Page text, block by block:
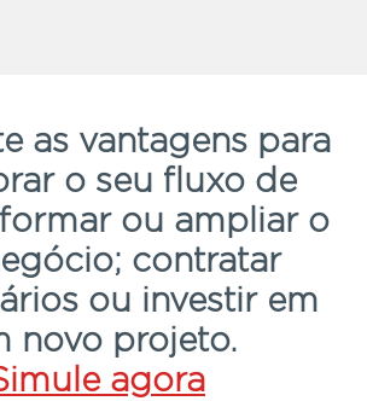
as vantagens para
o seu fluxo de
ou ampliar o
contratar
ou investir em
novo projeto.
agora